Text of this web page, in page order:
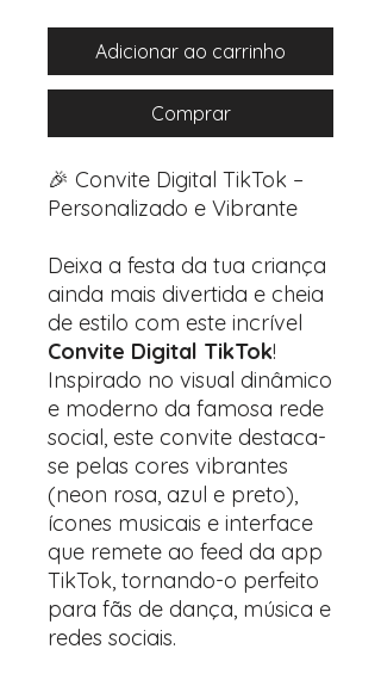
Adicionar ao carrinho
Comprar
🎉 Convite Digital TikTok –
Personalizado e Vibrante
Deixa a festa da tua criança
ainda mais divertida e cheia
de estilo com este incrível
Convite Digital TikTok!
Inspirado no visual dinâmico
e moderno da famosa rede
social, este convite destaca-
se pelas cores vibrantes
(neon rosa, azul e preto),
ícones musicais e interface
que remete ao feed da app
TikTok, tornando-o perfeito
para fãs de dança, música e
redes sociais.